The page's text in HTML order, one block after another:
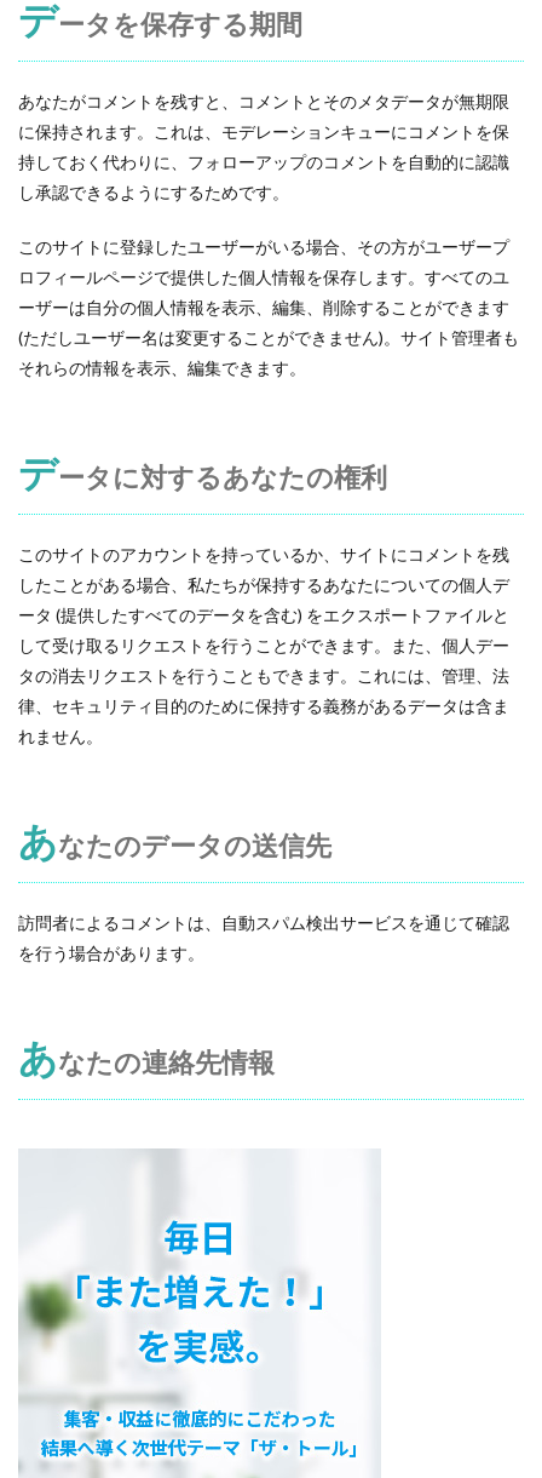
データを保存する期間
あなたがコメントを残すと、コメントとそのメタデータが無期限
に保持されます。これは、モデレーションキューにコメントを保
持しておく代わりに、フォローアップのコメントを自動的に認識
し承認できるようにするためです。
このサイトに登録したユーザーがいる場合、その方がユーザープ
ロフィールページで提供した個人情報を保存します。すべてのユ
ーザーは自分の個人情報を表示、編集、削除することができます
(ただしユーザー名は変更することができません)。サイト管理者も
それらの情報を表示、編集できます。
データに対するあなたの権利
このサイトのアカウントを持っているか、サイトにコメントを残
したことがある場合、私たちが保持するあなたについての個人デ
ータ (提供したすべてのデータを含む) をエクスポートファイルと
して受け取るリクエストを行うことができます。また、個人デー
タの消去リクエストを行うこともできます。これには、管理、法
律、セキュリティ目的のために保持する義務があるデータは含ま
れません。
あなたのデータの送信先
訪問者によるコメントは、自動スパム検出サービスを通じて確認
を行う場合があります。
あなたの連絡先情報